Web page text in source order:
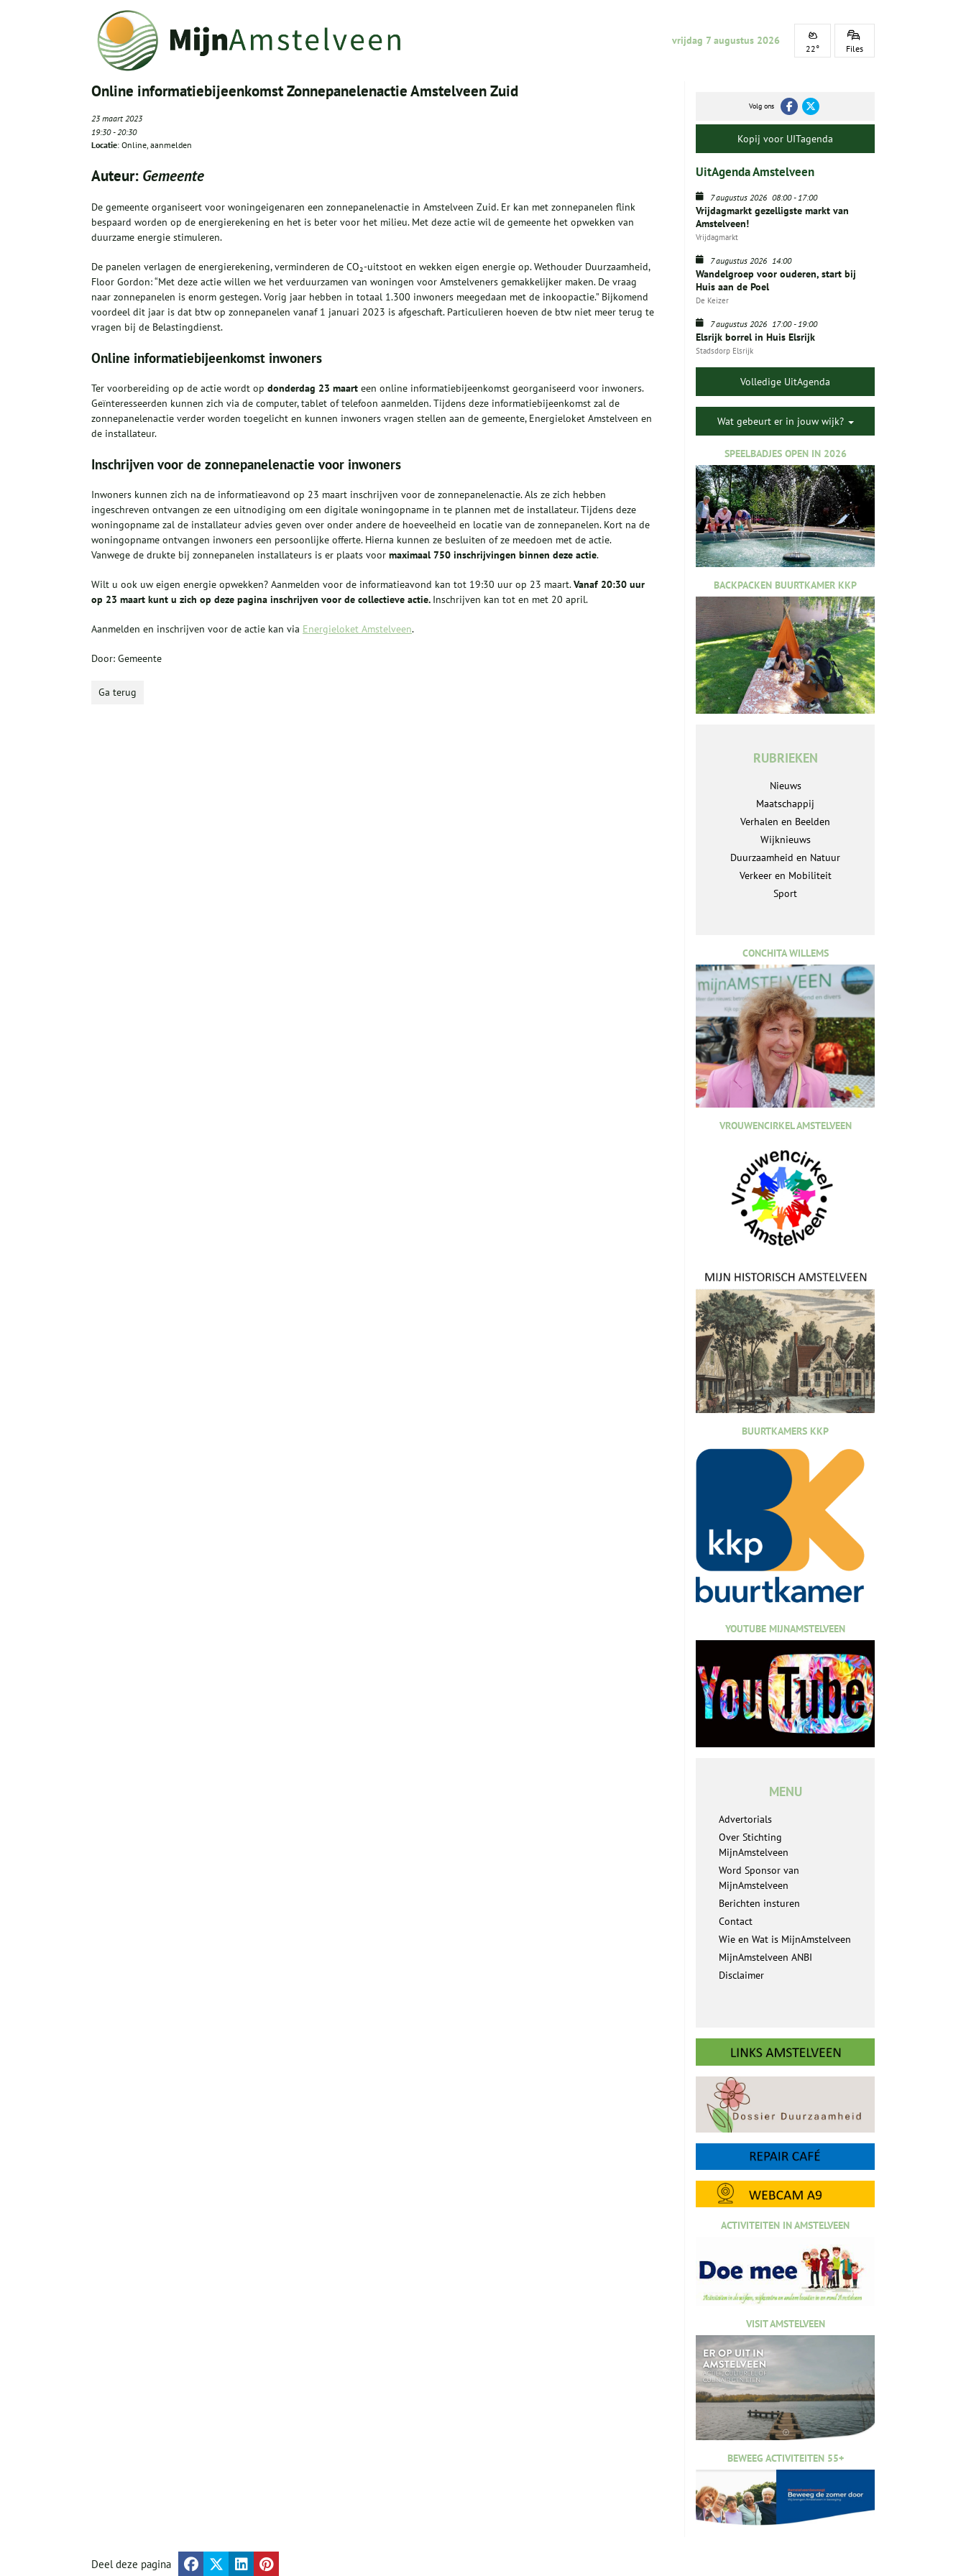
vrijdag 7 augustus 2026
22° Files
Online informatiebijeenkomst Zonnepanelenactie Amstelveen Zuid
23 maart 2023
19:30-20:30
Locatie: Online, aanmelden
Auteur: Gemeente
De gemeente organiseert voor woningeigenaren een zonnepanelenactie in Amstelveen Zuid. Er kan met zonnepanelen flink
bespaard worden op de energierekening en het is beter voor het milieu. Met deze actie wil de gemeente het opwekken van
duurzame energie stimuleren.
De panelen verlagen de energierekening, verminderen de CO₂-uitstoot en wekken eigen energie op. Wethouder Duurzaamheid,
Floor Gordon: “Met deze actie willen we het verduurzamen van woningen voor Amstelveners gemakkelijker maken. De vraag
naar zonnepanelen is enorm gestegen. Vorig jaar hebben in totaal 1.300 inwoners meegedaan met de inkoopactie.” Bijkomend
voordeel dit jaar is dat btw op zonnepanelen vanaf 1 januari 2023 is afgeschaft. Particulieren hoeven de btw niet meer terug te
vragen bij de Belastingdienst.
Online informatiebijeenkomst inwoners
Ter voorbereiding op de actie wordt op donderdag 23 maart een online informatiebijeenkomst georganiseerd voor inwoners.
Geïnteresseerden kunnen zich via de computer, tablet of telefoon aanmelden. Tijdens deze informatiebijeenkomst zal de
zonnepanelenactie verder worden toegelicht en kunnen inwoners vragen stellen aan de gemeente, Energieloket Amstelveen en
de installateur.
Inschrijven voor de zonnepanelenactie voor inwoners
Inwoners kunnen zich na de informatieavond op 23 maart inschrijven voor de zonnepanelenactie. Als ze zich hebben
ingeschreven ontvangen ze een uitnodiging om een digitale woningopname in te plannen met de installateur. Tijdens deze
woningopname zal de installateur advies geven over onder andere de hoeveelheid en locatie van de zonnepanelen. Kort na de
woningopname ontvangen inwoners een persoonlijke offerte. Hierna kunnen ze besluiten of ze meedoen met de actie.
Vanwege de drukte bij zonnepanelen installateurs is er plaats voor maximaal 750 inschrijvingen binnen deze actie.
Wilt u ook uw eigen energie opwekken? Aanmelden voor de informatieavond kan tot 19:30 uur op 23 maart.Vanaf 20:30 uur
op 23 maart kunt u zich op deze pagina inschrijven voor de collectieve actie. Inschrijven kan tot en met 20 april.
Aanmelden en inschrijven voor de actie kan via Energieloket Amstelveen.
Door: Gemeente
Ga terug
Volg ons
Kopij voor UITagenda
UitAgenda Amstelveen
7 augustus 2026 08:00-17:00
Vrijdagmarkt gezelligste markt van
Amstelveen!
Vrijdagmarkt
7 augustus 2026 14:00
Wandelgroep voor ouderen, start bij
Huis aan de Poel
De Keizer
7 augustus 2026 17:00-19:00
Elsrijk borrel in Huis Elsrijk
Stadsdorp Elsrijk
Volledige UitAgenda
Wat gebeurt er in jouw wijk?
SPEELBADJES OPEN IN 2026
BACKPACKEN BUURTKAMER KKP
RUBRIEKEN
Nieuws
Maatschappij
Verhalen en Beelden
Wijknieuws
Duurzaamheid en Natuur
Verkeer en Mobiliteit
Sport
CONCHITA WILLEMS
VROUWENCIRKEL AMSTELVEEN
BUURTKAMERS KKP
YOUTUBE MIJNAMSTELVEEN
MENU
Advertorials
Over Stichting
MijnAmstelveen
Word Sponsor van
MijnAmstelveen
Berichten insturen
Contact
Wie en Wat is MijnAmstelveen
MijnAmstelveen ANBI
Disclaimer
ACTIVITEITEN IN AMSTELVEEN
VISIT AMSTELVEEN
BEWEEG ACTIVITEITEN 55+
Deel deze pagina